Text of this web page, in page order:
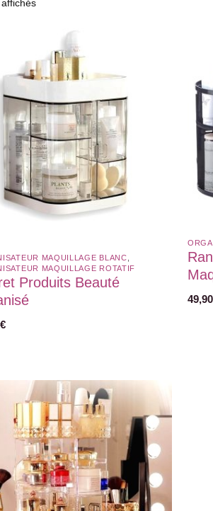
MAQUILLAGE BLANC​
MAQUILLAGE ROTATIF​
Produits Beauté
€
49,90